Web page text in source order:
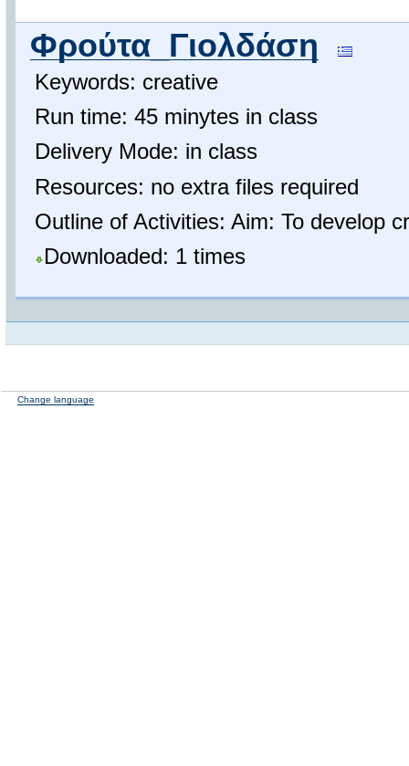
Φρούτα_Γιολδάση
Keywords: creative
Run time: 45 minytes in class
Delivery Mode: in class
Resources: no extra files required
Outline of Activities: Aim: To develop
Downloaded: 1 times
Change language